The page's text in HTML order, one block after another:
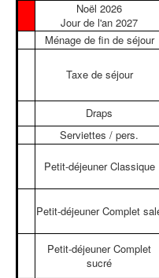
Noël 2026
Jour de l'an 2027
Ménage de fin de séjour
Taxe de séjour
Draps
Serviettes / pers.
Petit-déjeuner Classique
Petit-déjeuner Complet
Petit-déjeuner Complet
sucré